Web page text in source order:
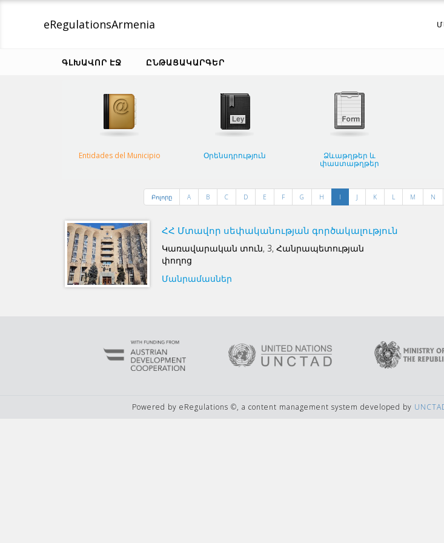
eRegulationsArmenia
ԳԼԽԱՎՈՐ ԷՋ ԸՆԹԱՑԱԿԱՐԳԵՐ
Entidades del Municipio Օրենսդրություն Ձևաթղթեր և
փաստաթղթեր
Բոլորը A B C D E F G H I J K L M N
ՀՀ Մտավոր սեփականության գործակալություն
Կառավարական տուն, 3, Հանրապետության
փողոց
Մանրամասներ
Powered by eRegulations ©, a content management system developed by